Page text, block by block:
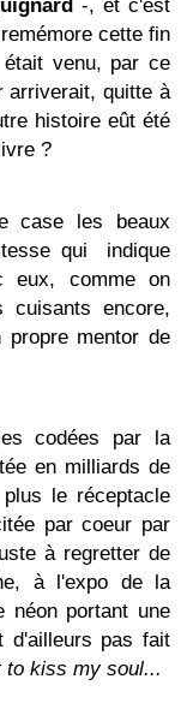
-, et c'est
cette fin
venu, par ce
arriverait, quitte à
histoire eût été
?
case les beaux
qui indique
eux, comme on
cuisants encore,
mentor de
codées par la
en milliards de
le réceptacle
par coeur par
à regretter de
à l'expo de la
néon portant une
d'ailleurs pas fait
to kiss my soul...